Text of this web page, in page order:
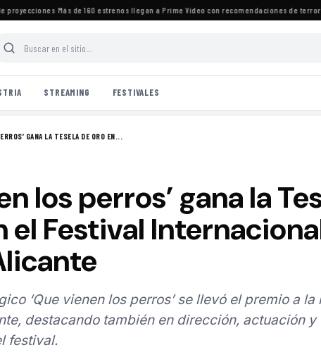
·Más de 160 estrenos llegan a Prime Video con recomendaciones de terror,
STREAMING FESTIVALES
GANA LA TESELA DE ORO EN...
los perros’ gana la
el Festival
‘Que vienen los perros’ se llevó el premio a la
destacando también en dirección, actuación y
festival.